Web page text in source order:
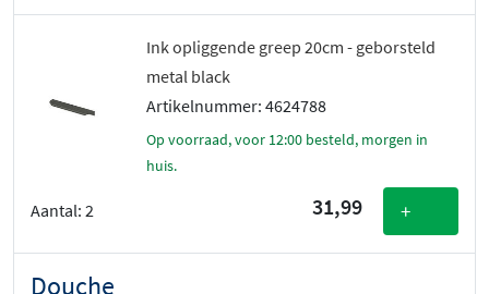
Ink opliggende greep 20cm - geborsteld
metal black
Artikelnummer: 4624788
Op voorraad, voor 12:00 besteld, morgen in
huis.
Aantal: 2 31,99 +
Douche